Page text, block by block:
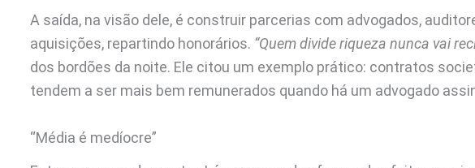
A saída, na visão dele, é construir parcerias com advogados,
aquisições, repartindo honorários. “Quem divide riqueza nunca vai
dos bordões da noite. Ele citou um exemplo prático: contratos
tendem a ser mais bem remunerados quando há um advogado
“Média é medíocre”